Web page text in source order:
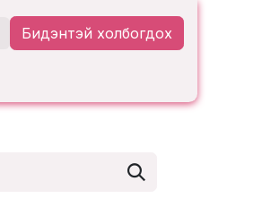
Бидэнтэй холбогдох